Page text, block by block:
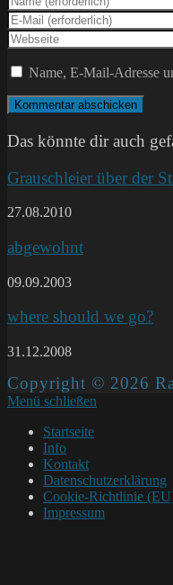
deinen
Namen
oder
Benutzernamen
zum
Kommentieren
ein
Gib
deine
E-
Mail-
Adresse
zum
Kommentieren
Gib
deine
Website-
ein
(optional)
Name, E-Mail-Adresse
Das könnte dir auch
Grauschleier über der
27.08.2010
abgewohnt
09.09.2003
where should we go?
31.12.2008
Copyright © 2026
Menü schließen
Startseite
Info
Kontakt
Datenschutzerklärung
Cookie-Richtlinie
Impressum